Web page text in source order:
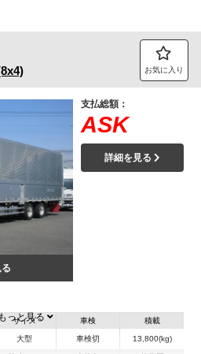
お気に入り
支払総額：
ASK
詳細を見る
サイズ
大型
車検
車検切
積載
13,800(kg)
もっと見る